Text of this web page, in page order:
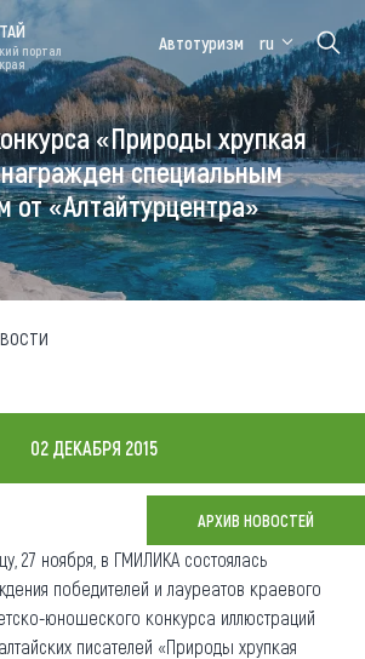
Цветение
Медицинский
форум
Алтайская
зимовка
(сувениры)
портал
Автотуризм ru
«Природы хрупкая
специальным
от «Алтайтурцентра»
02 ДЕКАБРЯ 2015
АРХИВ НОВОСТЕЙ
27 ноября, в ГМИЛИКА состоялась
победителей и лауреатов краевого
юношеского конкурса иллюстраций
писателей «Природы хрупкая